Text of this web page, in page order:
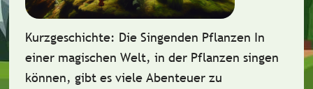
Kurzgeschichte: Die Singenden Pflanzen In
einer magischen Welt, in der Pflanzen singen
können, gibt es viele Abenteuer zu